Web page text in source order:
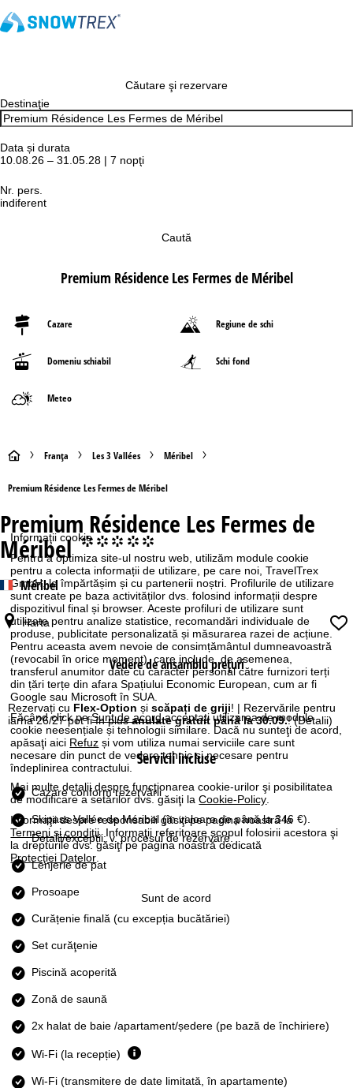
Informaţii cookie
Pentru a optimiza site-ul nostru web, utilizăm module cookie
pentru a colecta informații de utilizare, pe care noi, TravelTrex
GmbH, le împărtășim și cu partenerii noștri. Profilurile de utilizare
sunt create pe baza activităților dvs. folosind informații despre
dispozitivul final și browser. Aceste profiluri de utilizare sunt
utilizate pentru analize statistice, recomandări individuale de
produse, publicitate personalizată și măsurarea razei de acțiune.
Pentru aceasta avem nevoie de consimțământul dumneavoastră
(revocabil în orice moment), care include, de asemenea,
transferul anumitor date cu caracter personal către furnizori terți
din țări terțe din afara Spațiului Economic European, cum ar fi
Google sau Microsoft în SUA.
Făcând click peSunt de acordacceptați utilizarea de module
cookie neesențiale și tehnologii similare. Dacă nu sunteţi de acord,
apăsaţi aici Refuz și vom utiliza numai serviciile care sunt
necesare din punct de vedere tehnic și necesare pentru
îndeplinirea contractului.
Mai multe detalii despre funcţionarea cookie-urilor şi posibilitatea
de modificare a setărilor dvs. găsiţi laCookie-Policy
Informaţii despre responsabili găsiţi pe pagina noastră la
Termeni şi condiţii. Informaţii referitoare scopul folosirii acestora şi
la drepturile dvs. găsiţi pe pagina noastră dedicată
Protecţiei Datelor
Sunt de acord
Căutare şi rezervare
Destinaţie
Data și durata
10.08.26 – 31.05.28 | 7 nopţi
Nr. pers.
indiferent
Caută
Premium Résidence Les Fermes de Méribel
Cazare Regiune de schi
Domeniu schiabil Schi fond
Meteo
A
c
a
s
ă
Franţa Les 3 Vallées Méribel
Premium Résidence Les Fermes de Méribel
Premium Résidence Les Fermes de
Méribel °°°°°
Méribel
Harta
Vedere de ansamblu prețuri
Rezervați cu Flex-Option și scăpați de griji! | Rezervările pentru
iarna 26/27 pot fi în plusanulate gratuit până la 30.09.!(Detalii)
Servicii incluse
Cazare conform rezervării
Skipass Vallée de Méribel(în valoare de până la 346 €).
Detalii/excepții: v. procesul de rezervare.
Lenjerie de pat
Prosoape
Curățenie finală (cu excepția bucătăriei)
Set curăţenie
Piscină acoperită
Zonă de saună
2x halat de baie /apartament/ședere (pe bază de închiriere)
Wi-Fi (la recepție)
Wi-Fi (transmitere de date limitată, în apartamente)